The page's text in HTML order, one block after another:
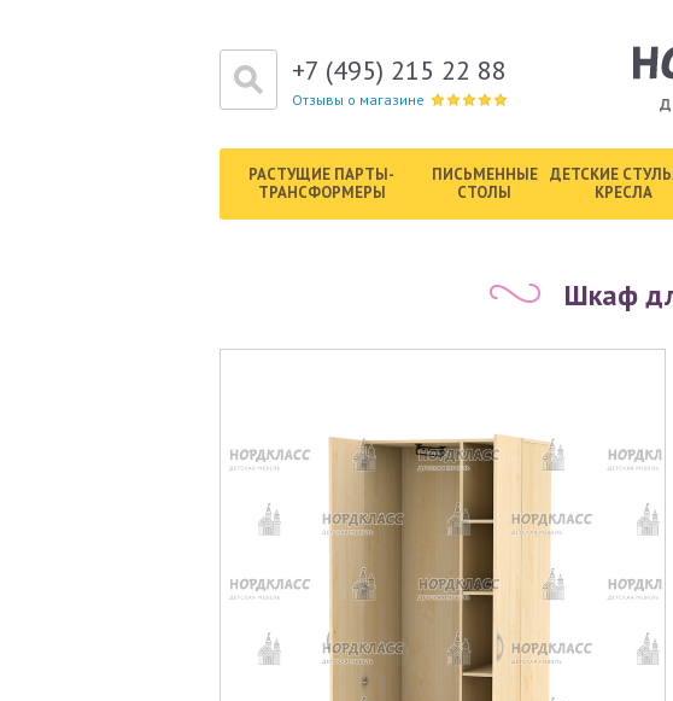
+7 (495) 215 22 88
Отзывы о магазине
РАСТУЩИЕ ПАРТЫ-
ТРАНСФОРМЕРЫ
ПИСЬМЕННЫЕ
СТОЛЫ
ДЕТСКИЕ
КРЕСЛА
Шкаф